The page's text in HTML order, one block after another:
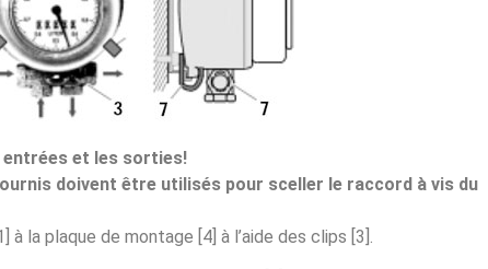
entrées et les sorties!
doivent être utilisés pour sceller le raccord à vis du
à la plaque de montage [4] à l’aide des clips [3].